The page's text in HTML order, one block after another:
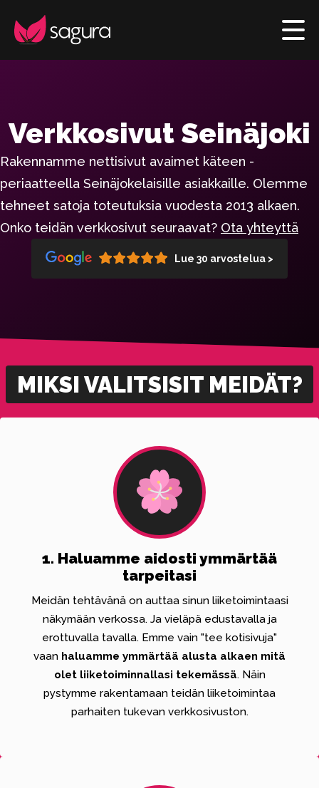
Verkkosivut Seinäjoki
Rakennamme nettisivut avaimet käteen -
periaatteella Seinäjokelaisille asiakkaille. Olemme
tehneet satoja toteutuksia vuodesta 2013 alkaen.
Onko teidän verkkosivut seuraavat? Ota yhteyttä
Lue 30 arvostelua >
MIKSI VALITSISIT MEIDÄT?
1. Haluamme aidosti ymmärtää
tarpeitasi
Meidän tehtävänä on auttaa sinun liiketoimintaasi
näkymään verkossa. Ja vieläpä edustavalla ja
erottuvalla tavalla. Emme vain "tee kotisivuja"
vaan haluamme ymmärtää alusta alkaen mitä
olet liiketoiminnallasi tekemässä. Näin
pystymme rakentamaan teidän liiketoimintaa
parhaiten tukevan verkkosivuston.